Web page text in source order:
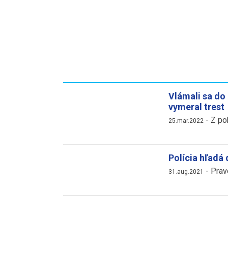
Vlámali sa
vymeral trest
25.mar.2022- Z
Polícia hľadá
31.aug.2021 -